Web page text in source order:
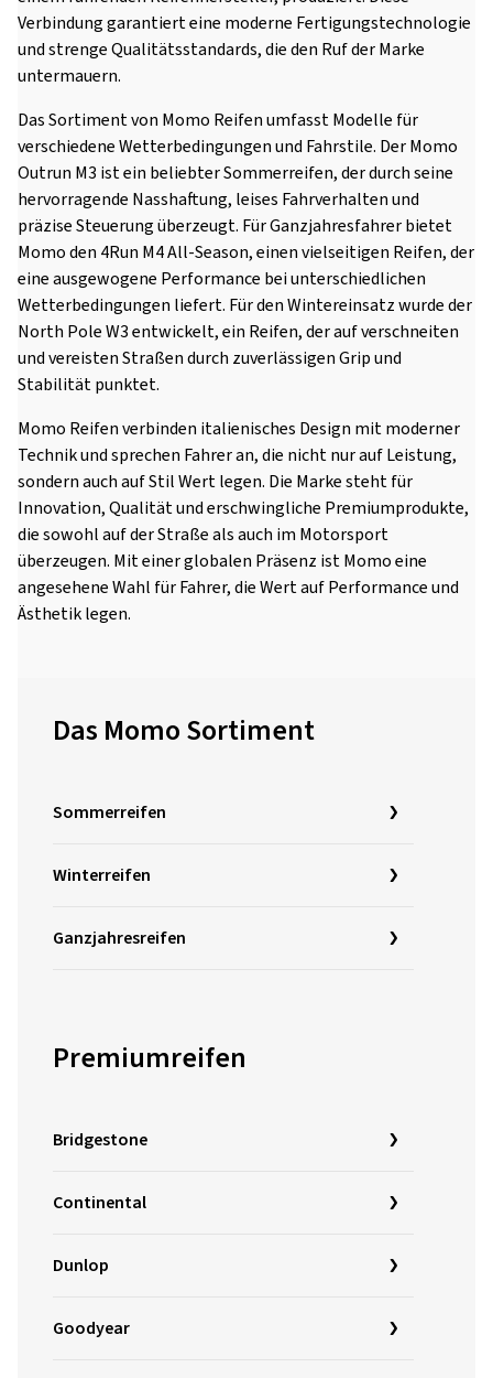
Verbindung garantiert eine moderne Fertigungstechnologie
und strenge Qualitätsstandards, die den Ruf der Marke
untermauern.
Das Sortiment von Momo Reifen umfasst Modelle für
verschiedene Wetterbedingungen und Fahrstile. Der Momo
Outrun M3 ist ein beliebter Sommerreifen, der durch seine
hervorragende Nasshaftung, leises Fahrverhalten und
präzise Steuerung überzeugt. Für Ganzjahresfahrer bietet
Momo den 4Run M4 All-Season, einen vielseitigen Reifen, der
eine ausgewogene Performance bei unterschiedlichen
Wetterbedingungen liefert. Für den Wintereinsatz wurde der
North Pole W3 entwickelt, ein Reifen, der auf verschneiten
und vereisten Straßen durch zuverlässigen Grip und
Stabilität punktet.
Momo Reifen verbinden italienisches Design mit moderner
Technik und sprechen Fahrer an, die nicht nur auf Leistung,
sondern auch auf Stil Wert legen. Die Marke steht für
Innovation, Qualität und erschwingliche Premiumprodukte,
die sowohl auf der Straße als auch im Motorsport
überzeugen. Mit einer globalen Präsenz ist Momo eine
angesehene Wahl für Fahrer, die Wert auf Performance und
Ästhetik legen.
Das Momo Sortiment
Sommerreifen
Winterreifen
Ganzjahresreifen
Premiumreifen
Bridgestone
Continental
Dunlop
Goodyear